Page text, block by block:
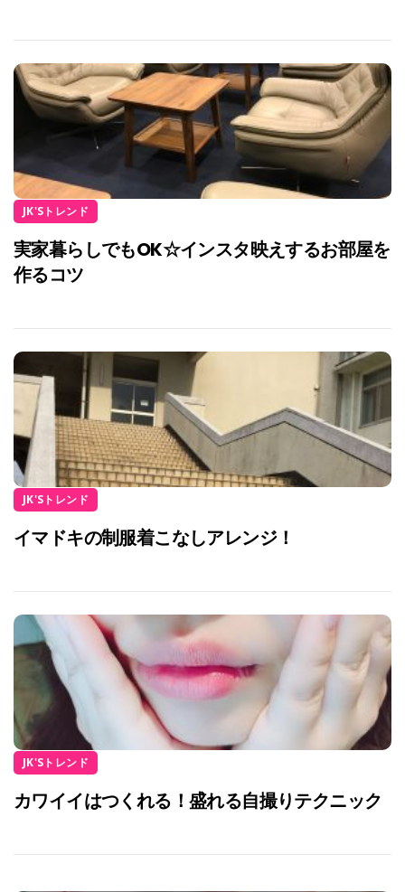
JK'Sトレンド
実家暮らしでもOK☆インスタ映えするお部屋を
作るコツ
JK'Sトレンド
イマドキの制服着こなしアレンジ！
JK'Sトレンド
カワイイはつくれる！盛れる自撮りテクニック